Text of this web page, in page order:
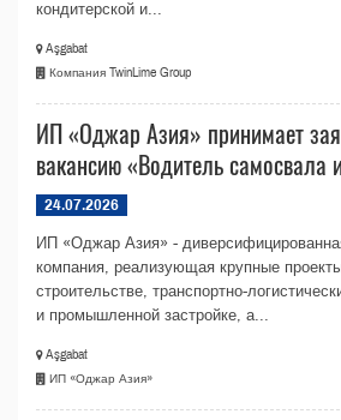
кондитерской и...
Aşgabat
Компания TwinLime Group
ИП «Оджар Азия» принимает
вакансию «Водитель самосвала
24.07.2026
ИП «Оджар Азия» -
компания, реализующая крупные
строительстве, транспортно-
и промышленной застройке, а...
Aşgabat
ИП «Оджар Азия»